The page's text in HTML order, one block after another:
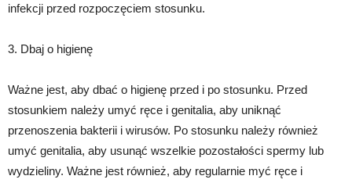
infekcji przed rozpoczęciem stosunku.
3. Dbaj o higienę
Ważne jest, aby dbać o higienę przed i po stosunku. Przed
stosunkiem należy umyć ręce i genitalia, aby uniknąć
przenoszenia bakterii i wirusów. Po stosunku należy również
umyć genitalia, aby usunąć wszelkie pozostałości spermy lub
wydzieliny. Ważne jest również, aby regularnie myć ręce i